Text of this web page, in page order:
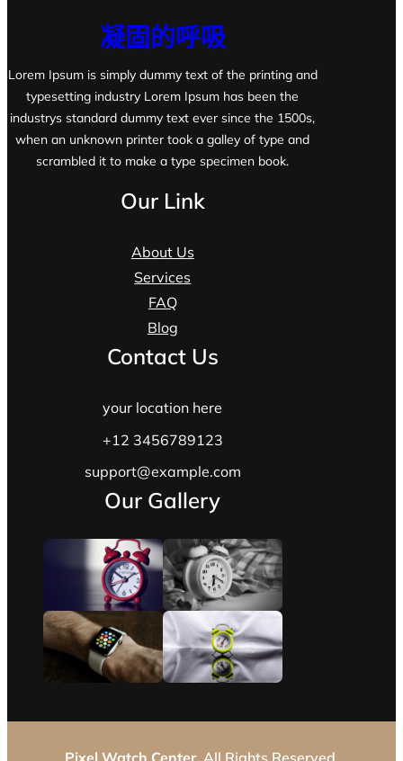
凝固的呼吸
Lorem Ipsum is simply dummy text of the printing and
typesetting industry Lorem Ipsum has been the
industrys standard dummy text ever since the 1500s,
when an unknown printer took a galley of type and
scrambled it to make a type specimen book.
Our Link
About Us
Services
FAQ
Blog
Contact Us
your location here
+12 3456789123
support@example.com
Our Gallery